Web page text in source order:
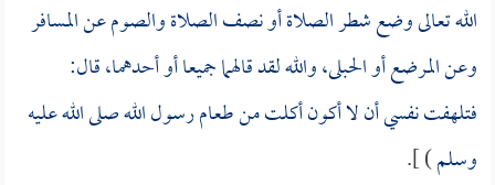
الله تعالى وضع شطر الصلاة أو نصف الصلاة والصوم عن المسافر
وعن المرضع أو الحبلى، والله لقد قالهما جميعا أو أحدهما، قال:
فتلهفت نفسي أن لا أكون أكلت من طعام رسول الله صلى الله عليه
وسلم) ].